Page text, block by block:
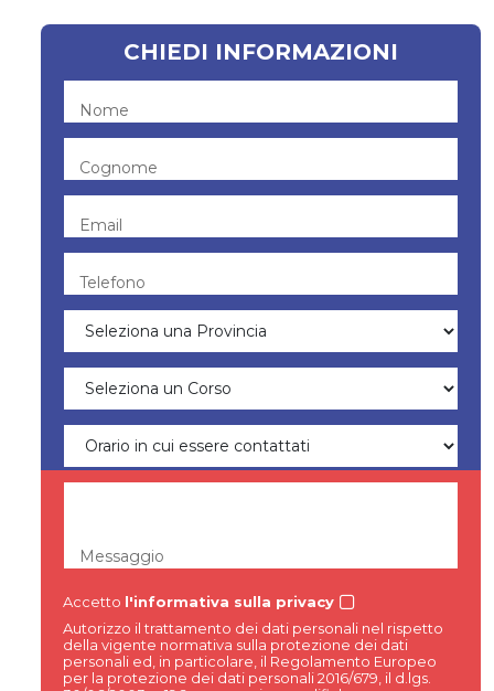
CHIEDI INFORMAZIONI
Nome
Cognome
Email
Telefono
Messaggio
Accetto l'informativa sulla privacy
Autorizzo il trattamento dei dati personali nel rispetto
della vigente normativa sulla protezione dei dati
personali ed, in particolare, il Regolamento Europeo
per la protezione dei dati personali 2016/679, il d.lgs.